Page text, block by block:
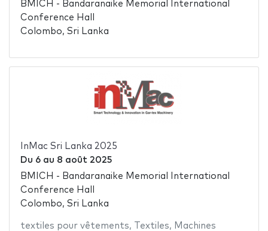
BMICH - Bandaranaike Memorial International
Conference Hall
Colombo, Sri Lanka
InMac Sri Lanka 2025
Du 6au 8 août 2025
BMICH - Bandaranaike Memorial International
Conference Hall
Colombo, Sri Lanka
textiles pour vêtements, Textiles, Machines